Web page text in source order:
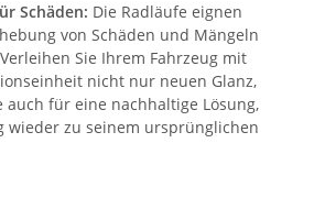
Schäden: Die Radläufe eignen
von Schäden und Mängeln
Sie Ihrem Fahrzeug mit
nicht nur neuen Glanz,
auch für eine nachhaltige Lösung,
wieder zu seinem ursprünglichen